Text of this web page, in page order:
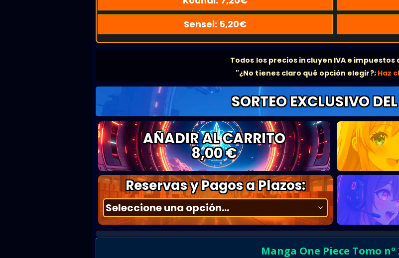
Sensei: 5,20€
Todos los precios incluyen IVA e impuestos
"¿No tienes claro qué opción elegir?; Haz
SORTEO EXCLUSIVO
AÑADIR AL CARRITO
8,00 €
Reservas y Pagos a Plazos:
Manga One Piece Tomo nº